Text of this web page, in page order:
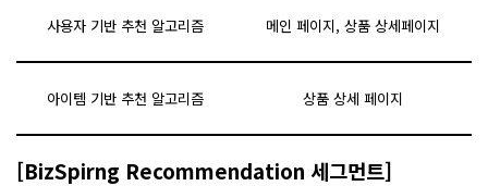
사용자 기반 추천 알고리즘 메인 페이지, 상품 상세페이지
아이템 기반 추천 알고리즘 상품 상세 페이지
[BizSpirng Recommendation 세그먼트]